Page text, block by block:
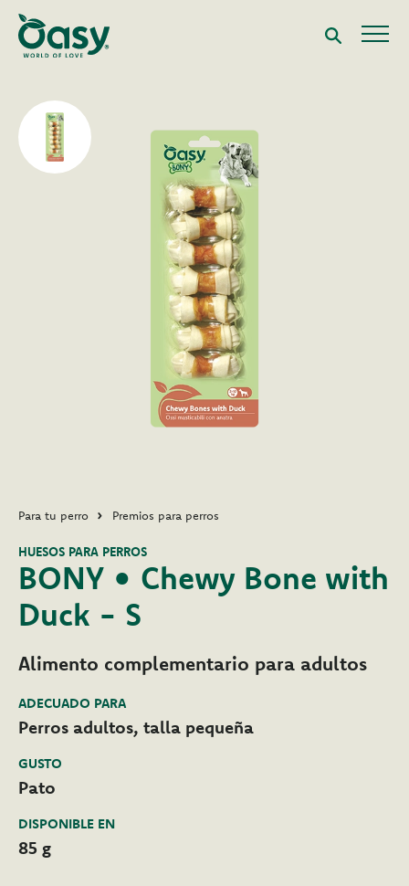
Para tu perro Premios para perros
BONY • Chewy Bone with
Duck - S
HUESOS PARA PERROS
Alimento complementario para adultos
ADECUADO PARA
Perros adultos, talla pequeña
GUSTO
Pato
DISPONIBLE EN
85 g